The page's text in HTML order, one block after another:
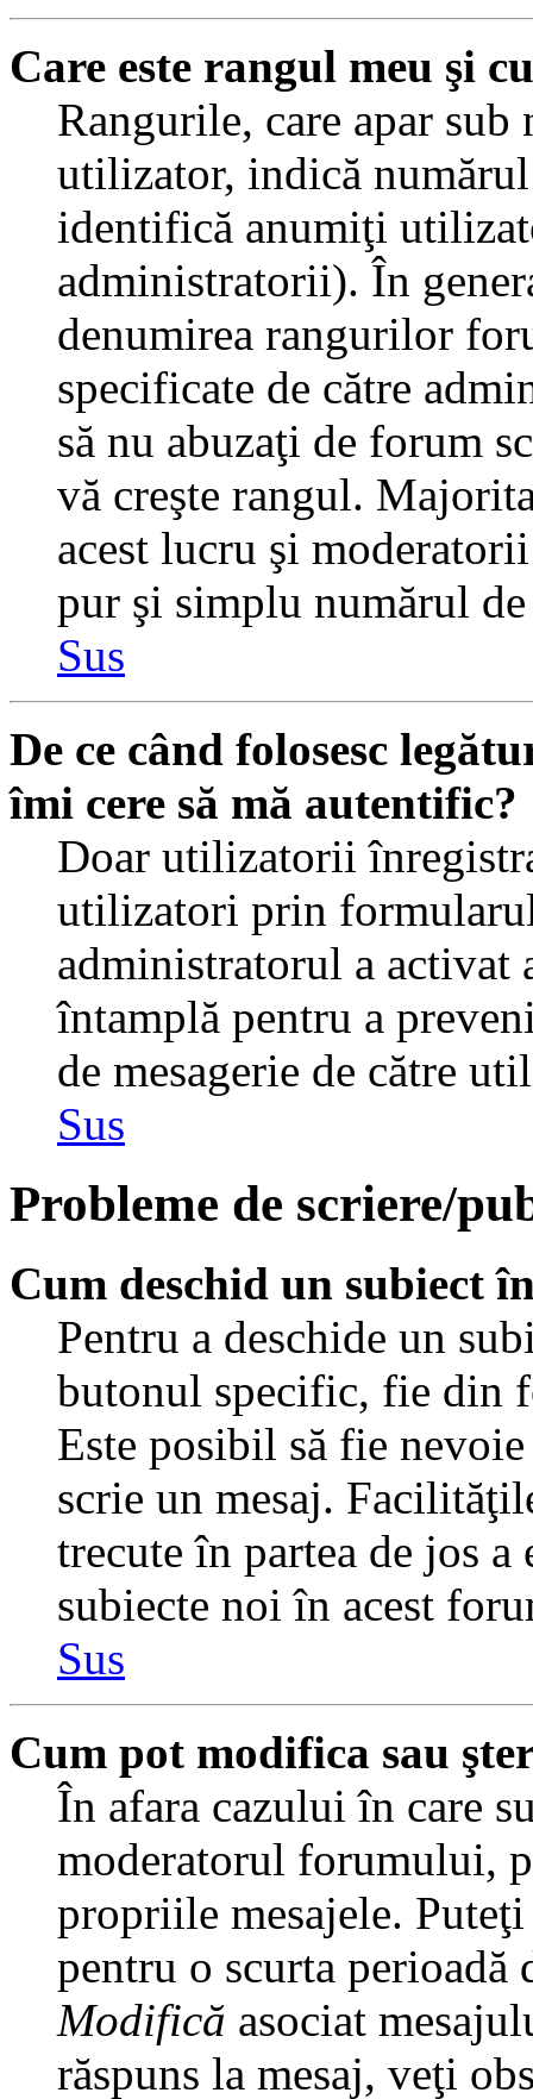
Care este rangul meu şi
Rangurile, care apar sub
utilizator, indică numărul
identifică anumiţi
administratorii). În
denumirea rangurilor
specificate de către
să nu abuzaţi de forum
vă creşte rangul.
acest lucru şi
pur şi simplu numărul de
Sus
De ce când folosesc
îmi cere să mă autentific?
Doar utilizatorii
utilizatori prin
administratorul a activat
întamplă pentru a
de mesagerie de către
Sus
Probleme de scriere/
Cum deschid un subiect
Pentru a deschide un
butonul specific, fie din
Este posibil să fie
scrie un mesaj.
trecute în partea de jos
subiecte noi în acest
Sus
Cum pot modifica sau
În afara cazului în care
moderatorul forumului,
propriile mesajele.
pentru o scurta perioadă
Modifică asociat
răspuns la mesaj, veţi